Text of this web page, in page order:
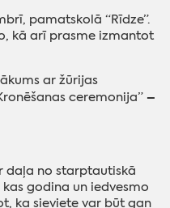
pamatskolā “Rīdze”.
kā arī prasme izmantot
ar žūrijas
ceremonija” –
daļa no starptautiskā
godina un iedvesmo
ka sieviete var būt gan